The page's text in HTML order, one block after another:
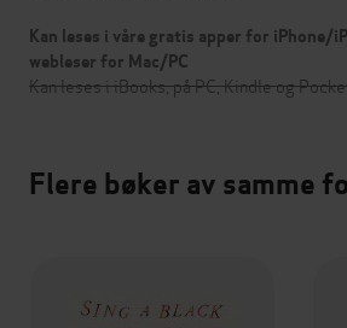
Kan leses i våre gratis apper for iPhone/
webleser for Mac/PC
Kan leses i iBooks, på PC, Kindle og
Flere bøker av samme